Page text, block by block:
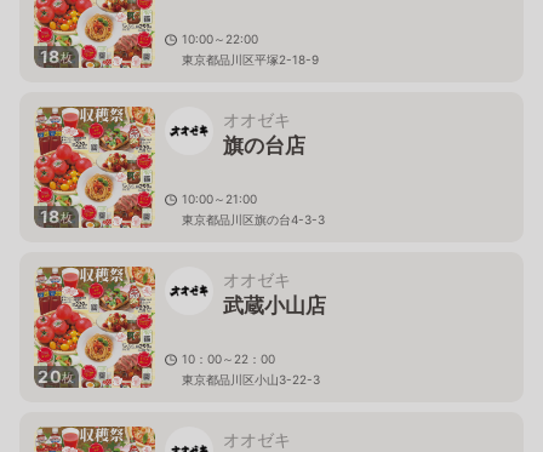
18枚
10:00～22:00
東京都品川区平塚2-18-9
18枚
オオゼキ
旗の台店
10:00～21:00
東京都品川区旗の台4-3-3
20枚
オオゼキ
武蔵小山店
10：00～22：00
東京都品川区小山3-22-3
オオゼキ